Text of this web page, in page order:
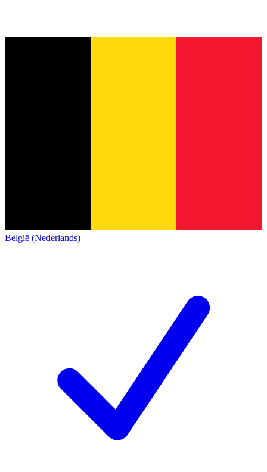
België (Nederlands)